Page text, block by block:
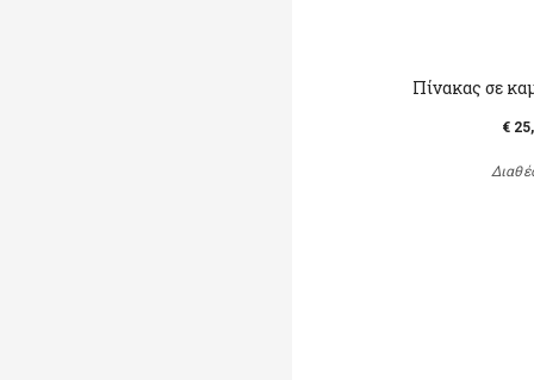
Πίνακας σε
€